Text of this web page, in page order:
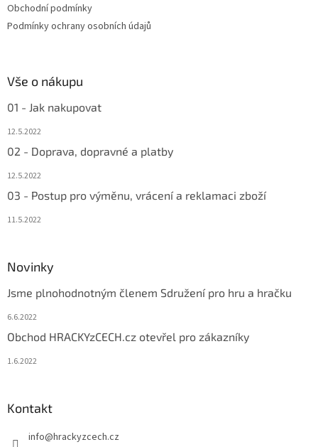
Obchodní podmínky
Podmínky ochrany osobních údajů
Vše o nákupu
01 - Jak nakupovat
12.5.2022
02 - Doprava, dopravné a platby
12.5.2022
03 - Postup pro výměnu, vrácení a reklamaci zboží
11.5.2022
Novinky
Jsme plnohodnotným členem Sdružení pro hru a hračku
6.6.2022
Obchod HRACKYzCECH.cz otevřel pro zákazníky
1.6.2022
Kontakt
info@hrackyzcech.cz